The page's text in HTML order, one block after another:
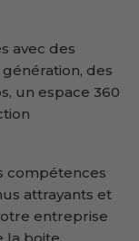
avec des
des
un espace 360
compétences
attrayants et
entreprise